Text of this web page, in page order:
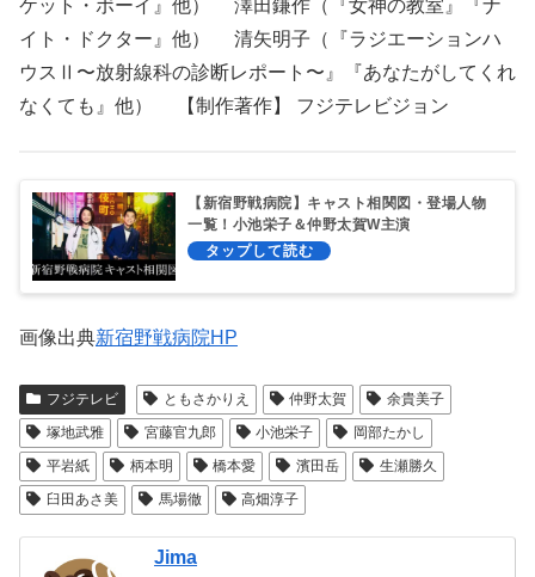
ケット・ボーイ』他） 澤田鎌作（『女神の教室』『ナ
イト・ドクター』他） 清矢明子（『ラジエーションハ
ウスⅡ〜放射線科の診断レポート〜』『あなたがしてくれ
なくても』他） 【制作著作】 フジテレビジョン
【新宿野戦病院】キャスト相関図・登場人物
一覧！小池栄子＆仲野太賀W主演
画像出典新宿野戦病院HP
フジテレビ ともさかりえ 仲野太賀
余貴美子
塚地武雅
宮藤官九郎 小池栄子
岡部たかし
平岩紙
柄本明 橋本愛 濱田岳
生瀬勝久
臼田あさ美
馬場徹 高畑淳子
Jima